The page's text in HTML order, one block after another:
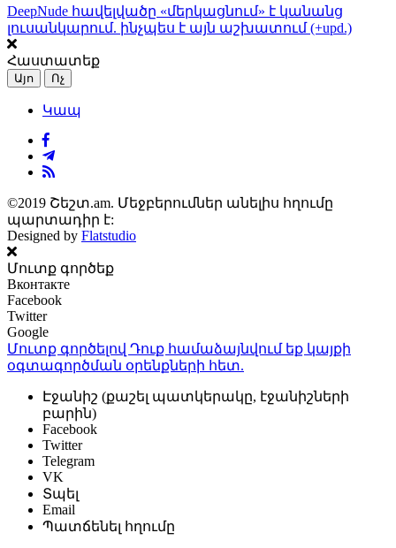
DeepNude հավելվածը «մերկացնում» է կանանց
լուսանկարում. ինչպես է այն աշխատում (+upd.)
Հաստատեք
Այո Ոչ
Կապ
©2019 Շեշտ.am. Մեջբերումներ անելիս հղումը
պարտադիր է:
Designed by Flatstudio
Մուտք գործեք
Вконтакте
Facebook
Twitter
Google
Մուտք գործելով Դուք համաձայնվում եք կայքի
օգտագործման օրենքների հետ.
Էջանիշ (քաշել պատկերակը, էջանիշների
բարին)
Facebook
Twitter
Telegram
VK
Տպել
Email
Պատճենել հղումը